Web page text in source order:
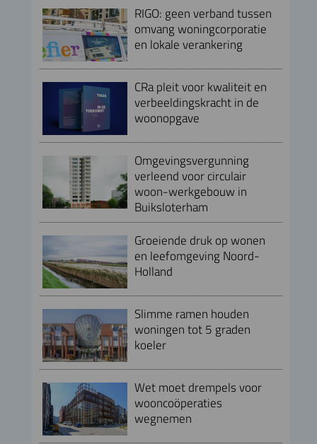
RIGO: geen verband tussen
omvang woningcorporatie
en lokale verankering
CRa pleit voor kwaliteit en
verbeeldingskracht in de
woonopgave
Omgevingsvergunning
verleend voor circulair
woon-werkgebouw in
Buiksloterham
Groeiende druk op wonen
en leefomgeving Noord-
Holland
Slimme ramen houden
woningen tot 5 graden
koeler
Wet moet drempels voor
wooncoöperaties
wegnemen